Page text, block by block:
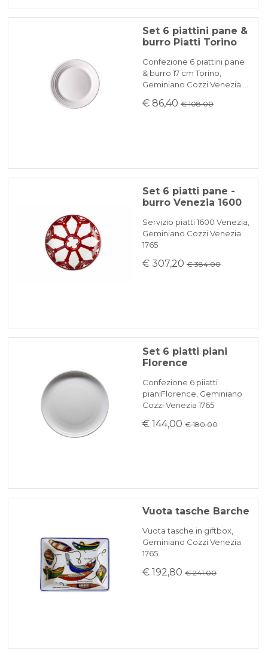
Set 6 piattini pane &
burro Piatti Torino
Confezione 6 piattini pane
& burro 17 cm Torino,
Geminiano Cozzi Venezia …
€ 86,40 € 108.00
Set 6 piatti pane -
burro Venezia 1600
Servizio piatti 1600 Venezia,
Geminiano Cozzi Venezia
1765
€ 307,20 € 384.00
Set 6 piatti piani
Florence
Confezione 6 piiatti
pianiFlorence, Geminiano
Cozzi Venezia 1765
€ 144,00 € 180.00
Vuota tasche Barche
Vuota tasche in giftbox,
Geminiano Cozzi Venezia
1765
€ 192,80 € 241.00